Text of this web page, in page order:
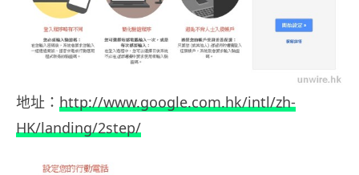
地址： http://www.google.com.hk/intl/zh-
HK/landing/2step/